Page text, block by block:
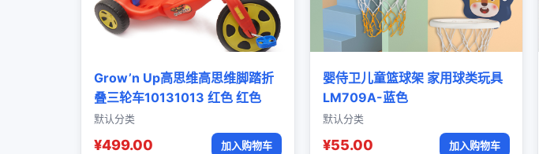
Grow’n Up高思维高思维脚踏折
叠三轮车10131013 红色 红色
默认分类
¥499.00 加入购物车
婴侍卫儿童篮球架 家用球类玩具
LM709A-蓝色
默认分类
¥55.00 加入购物车